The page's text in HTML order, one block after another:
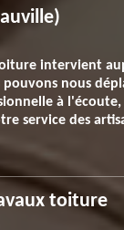
intervient
nous
à
service des
toiture